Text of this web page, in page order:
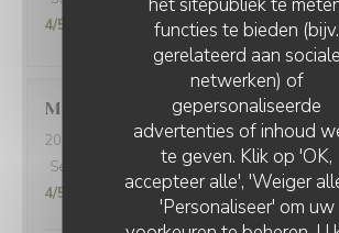
functies te bieden (bijv.
gerelateerd aan sociale
netwerken) of
gepersonaliseerde
advertenties of inhoud
te geven. Klik op 'OK,
accepteer alle', 'Weiger
'Personaliseer' om uw
4/5
Marine
2023-07-06
- 19:30 - Gasten 2
Service
Atmosfeer: 3/5 Keuken: 4/5
4/5